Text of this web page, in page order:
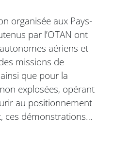
organisée aux Pays-
par l’OTAN ont
aériens et
missions de
que pour la
explosées, opérant
au positionnement
ces démonstrations…